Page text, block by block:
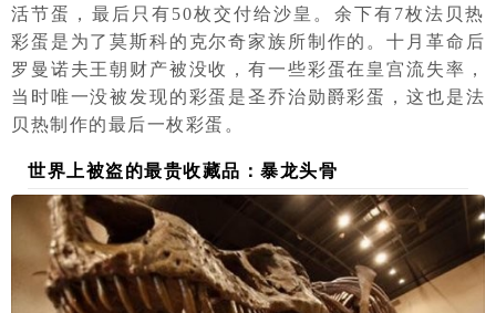
活节蛋，最后只有50枚交付给沙皇。余下有7枚法贝热
彩蛋是为了莫斯科的克尔奇家族所制作的。十月革命后
罗曼诺夫王朝财产被没收，有一些彩蛋在皇宫流失率，
当时唯一没被发现的彩蛋是圣乔治勋爵彩蛋，这也是法
贝热制作的最后一枚彩蛋。
世界上被盗的最贵收藏品：暴龙头骨